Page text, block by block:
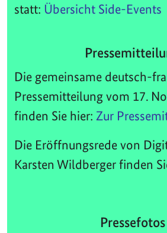
statt: Übersicht Side-Events
Die gemeinsame deutsch-
Pressemitteilung vom 17.
finden Sie hier: Zur
Die Eröffnungsrede von
Karsten Wildberger finden
Pressefotos